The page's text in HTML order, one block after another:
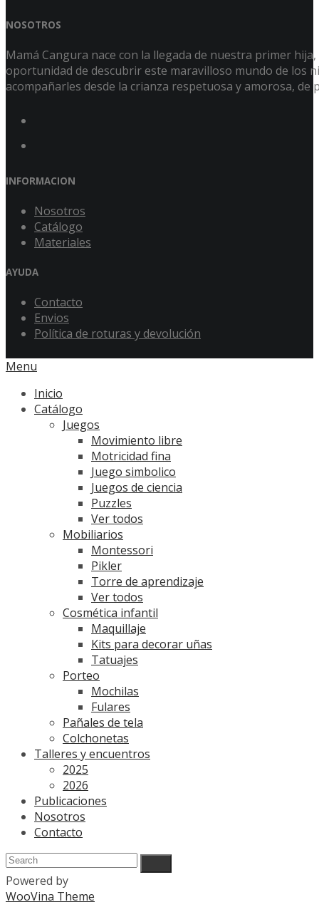
NOSOTROS
Mamá Cangura nace con la llegada de nuestra primer
oportunidad de descubrir este maravilloso mundo de los
acompañarles desde la crianza respetuosa y amorosa, de
INFORMACION
Nosotros
Catálogo
Materiales
AYUDA
Contacto
Envios
Política de roturas y devolución
Menu
Inicio
Catálogo
Juegos
Movimiento libre
Motricidad fina
Juego simbolico
Juegos de ciencia
Puzzles
Ver todos
Mobiliarios
Montessori
Pikler
Torre de aprendizaje
Ver todos
Cosmética infantil
Maquillaje
Kits para decorar uñas
Tatuajes
Porteo
Mochilas
Fulares
Pañales de tela
Colchonetas
Talleres y encuentros
2025
2026
Publicaciones
Nosotros
Contacto
Powered by
WooVina Theme